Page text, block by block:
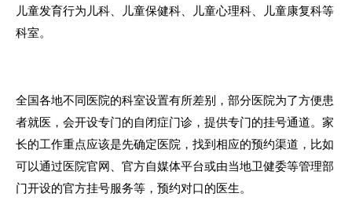
儿童发育行为儿科、儿童保健科、儿童心理科、儿童康复科等
科室。
全国各地不同医院的科室设置有所差别，部分医院为了方便患
者就医，会开设专门的自闭症门诊，提供专门的挂号通道。家
长的工作重点应该是先确定医院，找到相应的预约渠道，比如
可以通过医院官网、官方自媒体平台或由当地卫健委等管理部
门开设的官方挂号服务等，预约对口的医生。